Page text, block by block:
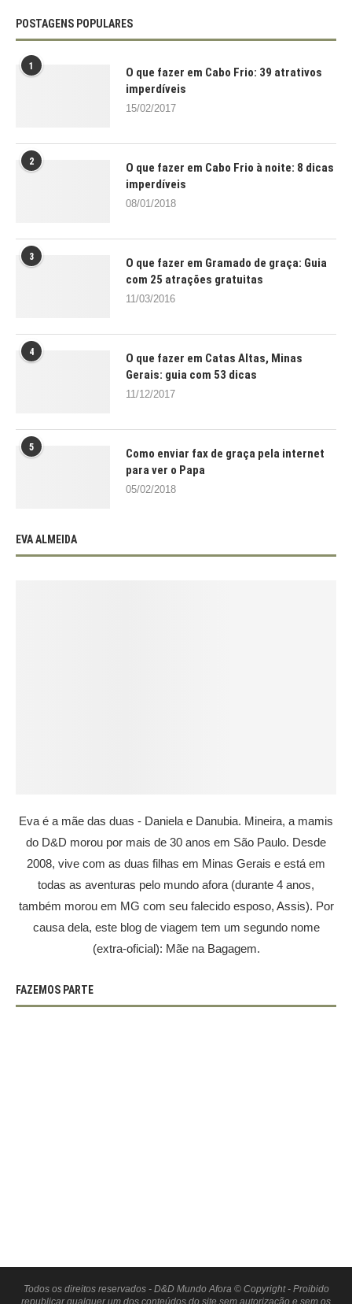
POSTAGENS POPULARES
1
O que fazer em Cabo Frio: 39 atrativos
imperdíveis
15/02/2017
2
O que fazer em Cabo Frio à noite: 8 dicas
imperdíveis
08/01/2018
3
O que fazer em Gramado de graça: Guia
com 25 atrações gratuitas
11/03/2016
4
O que fazer em Catas Altas, Minas
Gerais: guia com 53 dicas
11/12/2017
5
Como enviar fax de graça pela internet
para ver o Papa
05/02/2018
EVA ALMEIDA
Eva é a mãe das duas - Daniela e Danubia. Mineira, a mamis
do D&D morou por mais de 30 anos em São Paulo. Desde
2008, vive com as duas filhas em Minas Gerais e está em
todas as aventuras pelo mundo afora (durante 4 anos,
também morou em MG com seu falecido esposo, Assis). Por
causa dela, este blog de viagem tem um segundo nome
(extra-oficial): Mãe na Bagagem.
FAZEMOS PARTE
Todos os direitos reservados - D&D Mundo Afora © Copyright - Proibido